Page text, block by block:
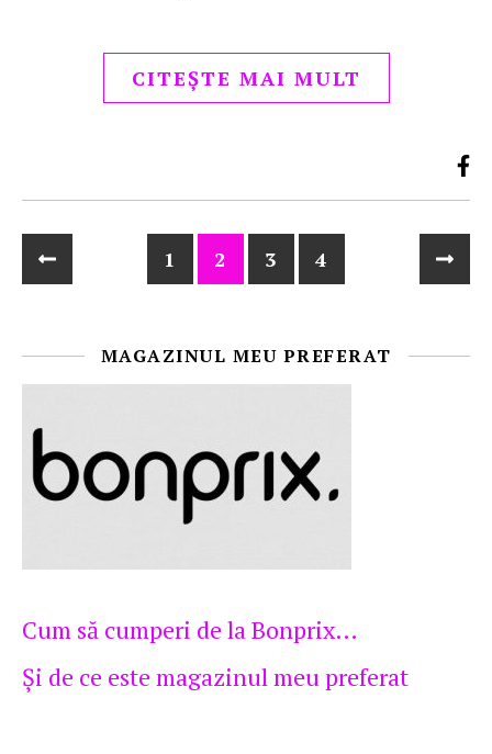
CITEȘTE MAI MULT
1 2 3 4
MAGAZINUL MEU PREFERAT
Cum să cumperi de la Bonprix…
Şi de ce este magazinul meu preferat